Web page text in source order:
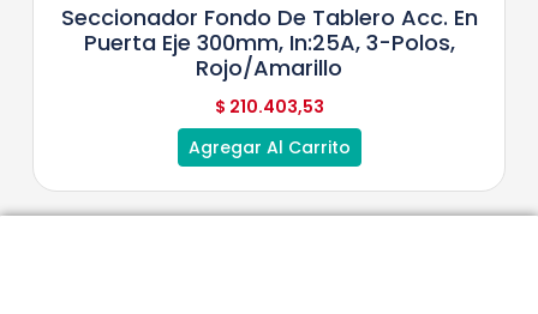
Seccionador Fondo De Tablero Acc. En
Puerta Eje 300mm, In:25A, 3-Polos,
Rojo/Amarillo
$ 210.403,53
Agregar Al Carrito